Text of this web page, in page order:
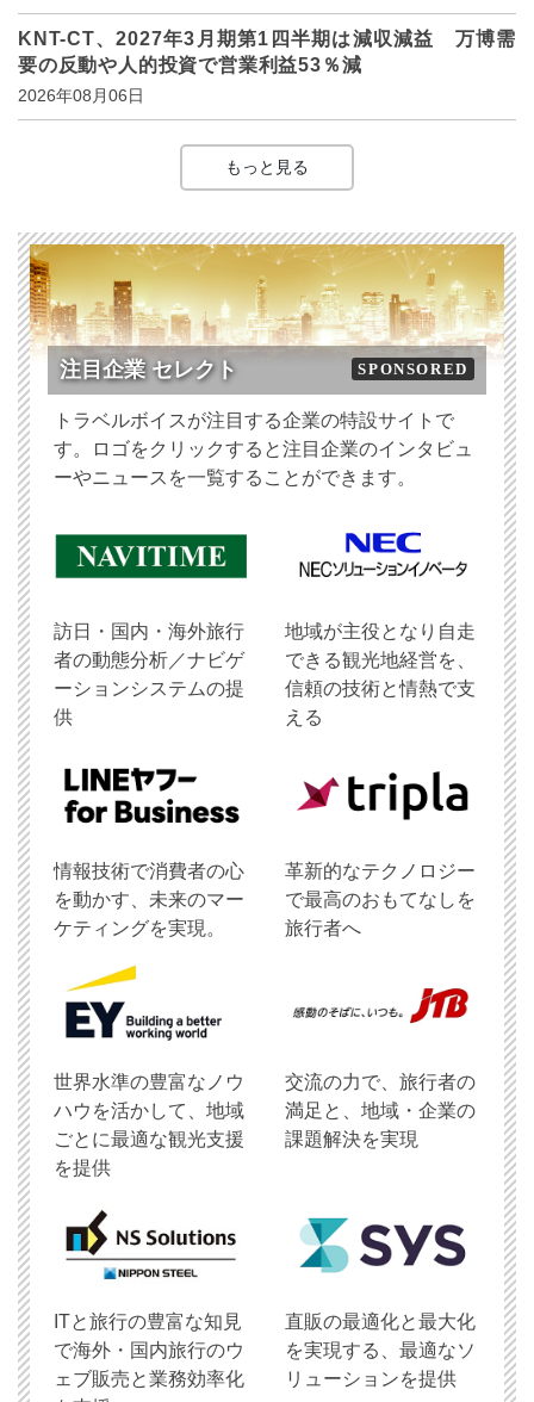
KNT-CT、2027年3月期第1四半期は減収減益 万博需
要の反動や人的投資で営業利益53％減
2026年08月06日
もっと見る
注目企業 セレクト SPONSORED
トラベルボイスが注目する企業の特設サイトで
す。ロゴをクリックすると注目企業のインタビュ
ーやニュースを一覧することができます。
訪日・国内・海外旅行
者の動態分析／ナビゲ
ーションシステムの提
供
地域が主役となり自走
できる観光地経営を、
信頼の技術と情熱で支
える
情報技術で消費者の心
を動かす、未来のマー
ケティングを実現。
革新的なテクノロジー
で最高のおもてなしを
旅行者へ
世界水準の豊富なノウ
ハウを活かして、地域
ごとに最適な観光支援
を提供
交流の力で、旅行者の
満足と、地域・企業の
課題解決を実現
ITと旅行の豊富な知見
で海外・国内旅行のウ
ェブ販売と業務効率化
直販の最適化と最大化
を実現する、最適なソ
リューションを提供